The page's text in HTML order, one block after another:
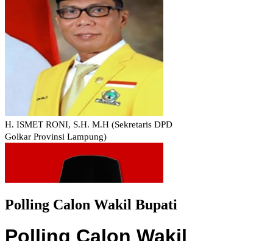
Polling Calon Wakil Bupati